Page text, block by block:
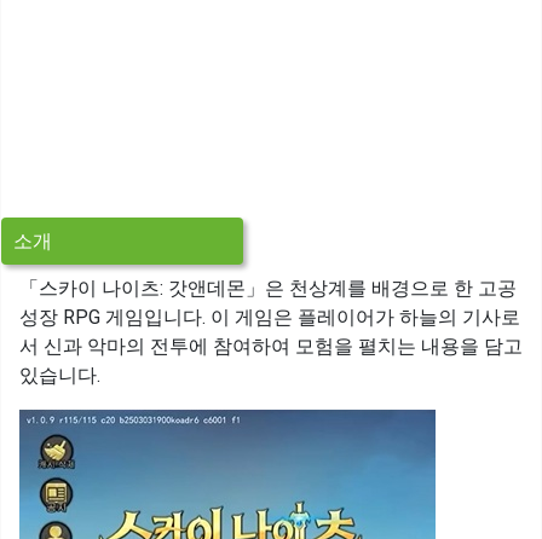
소개
「스카이 나이츠: 갓앤데몬」은 천상계를 배경으로 한 고공
성장 RPG 게임입니다. 이 게임은 플레이어가 하늘의 기사로
서 신과 악마의 전투에 참여하여 모험을 펼치는 내용을 담고
있습니다.